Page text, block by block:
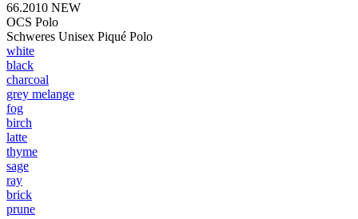
66.2010 NEW
OCS Polo
Schweres Unisex Piqué Polo
white
black
charcoal
grey melange
fog
birch
latte
thyme
sage
ray
brick
prune